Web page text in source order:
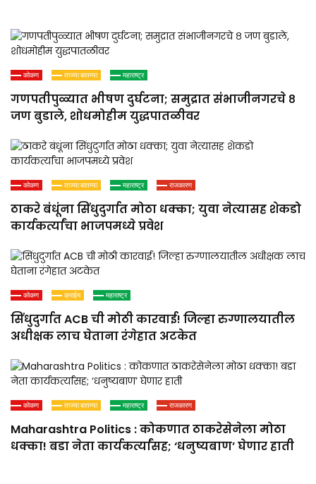
कोकण ताज्या बातम्या महाराष्ट्र
गणपतीपुळ्यात भीषण दुर्घटना; समुद्रात संभाजीनगरचे ८
जण बुडाले, शोधमोहीम युद्धपातळीवर
कोकण ताज्या बातम्या महाराष्ट्र राजकारण
ठाकरे बंधूंना सिंधुदुर्गात मोठा धक्का; युवा नेत्यासह शेकडो
कार्यकर्त्यांचा भाजपमध्ये प्रवेश
कोकण क्राईम महाराष्ट्र
सिंधुदुर्गात ACB ची मोठी कारवाई! जिल्हा रुग्णालयातील
अधीक्षक लाच घेताना रंगेहात अटकेत
कोकण ताज्या बातम्या महाराष्ट्र राजकारण
Maharashtra Politics : कोकणात ठाकरेसेनेला मोठा
धक्का! बडा नेता कार्यकर्त्यांसह; ‘धनुष्यबाण’ घेणार हाती